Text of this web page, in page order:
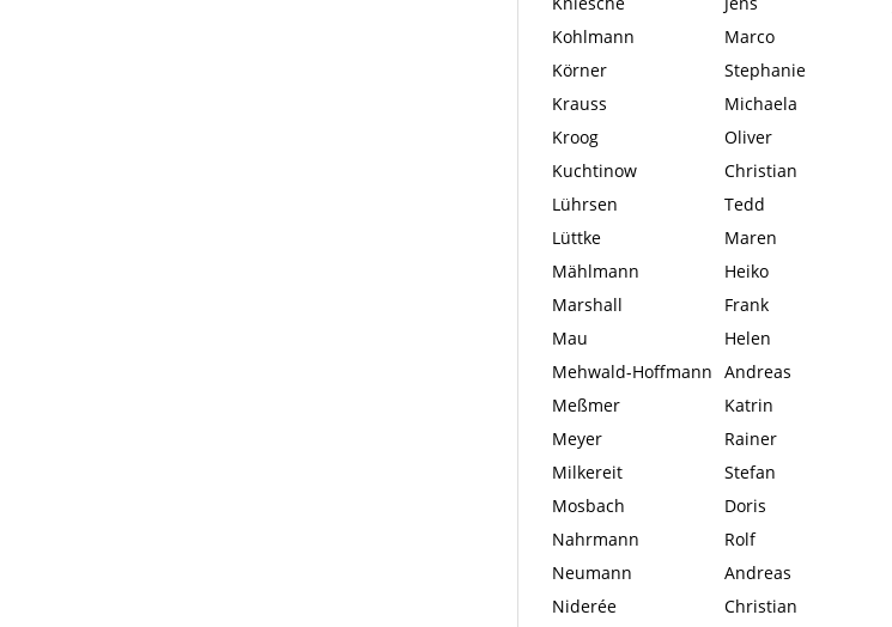
Kohlmann
Marco
Körner
Stephanie
Krauss
Michaela
Kroog
Oliver
Kuchtinow
Christian
Lührsen
Tedd
Lüttke
Maren
Mählmann
Heiko
Marshall
Frank
Mau
Helen
Mehwald-Hoffmann Andreas
Meßmer
Katrin
Meyer
Rainer
Milkereit
Stefan
Mosbach
Doris
Nahrmann
Rolf
Neumann
Andreas
Niderée
Christian